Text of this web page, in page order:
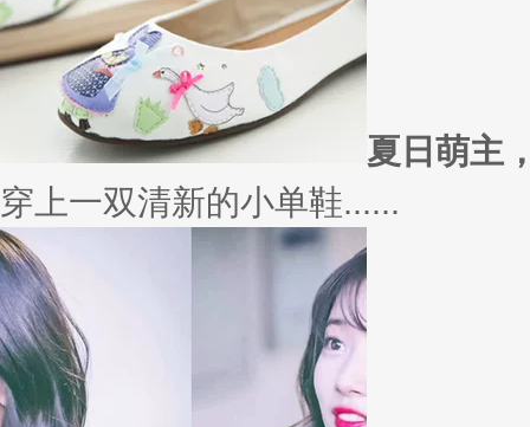
冬季绚烂，少不了羽绒服、毛呢